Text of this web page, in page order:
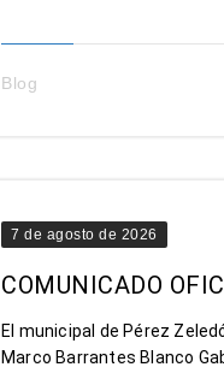
Blog
7 de agosto de 2026
COMUNICADO
El municipal de Pérez
Marco Barrantes Blanco